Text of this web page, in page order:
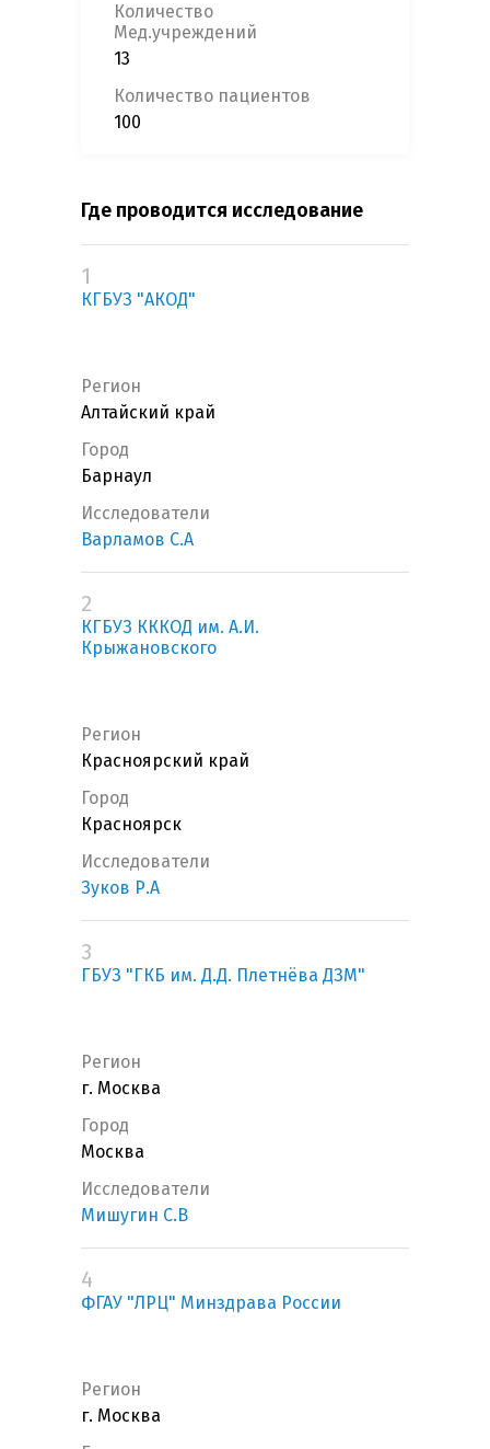
Количество
Мед.учреждений
13
Количество пациентов
100
Где проводится исследование
1
КГБУЗ "АКОД"
Регион
Алтайский край
Город
Барнаул
Исследователи
Варламов С.А
2
КГБУЗ КККОД им. А.И.
Крыжановского
Регион
Красноярский край
Город
Красноярск
Исследователи
Зуков Р.А
3
ГБУЗ "ГКБ им. Д.Д. Плетнёва ДЗМ"
Регион
г. Москва
Город
Москва
Исследователи
Мишугин С.В
4
ФГАУ "ЛРЦ" Минздрава России
Регион
г. Москва